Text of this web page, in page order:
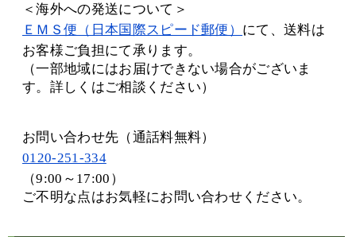
＜海外への発送について＞
ＥＭＳ便（日本国際スピード郵便） にて、送料は
お客様ご負担にて承ります。
（一部地域にはお届けできない場合がございま
す。詳しくはご相談ください）
お問い合わせ先（通話料無料）
0120-251-334
（9:00～17:00）
ご不明な点はお気軽にお問い合わせください。